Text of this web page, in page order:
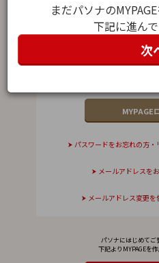
パスワード
パスワードをお忘れの方
メールアドレスを
メールアドレス変更
パソナにはじめてご
下記よりMYPAGEを
まだパソナの
下記に進んで
次